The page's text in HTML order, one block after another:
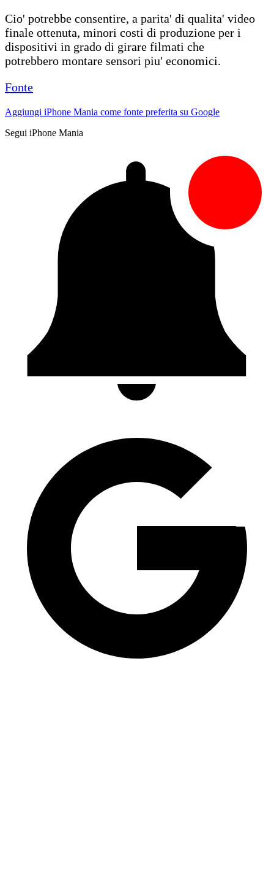
Cio' potrebbe consentire, a parita' di qualita' video
finale ottenuta, minori costi di produzione per i
dispositivi in grado di girare filmati che
potrebbero montare sensori piu' economici.
Fonte
Aggiungi iPhone Mania come fonte preferita su Google
Segui iPhone Mania